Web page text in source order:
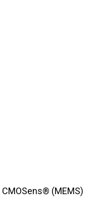
(MEMS)